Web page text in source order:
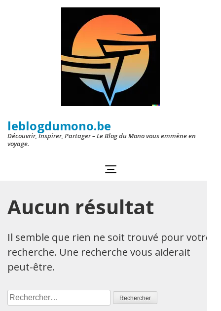
leblogdumono.be
Découvrir, Inspirer, Partager – Le Blog du Mono vous emmène en
voyage.
Aucun résultat
Il semble que rien ne soit trouvé pour votre
recherche. Une recherche vous aiderait
peut-être.
Rechercher :